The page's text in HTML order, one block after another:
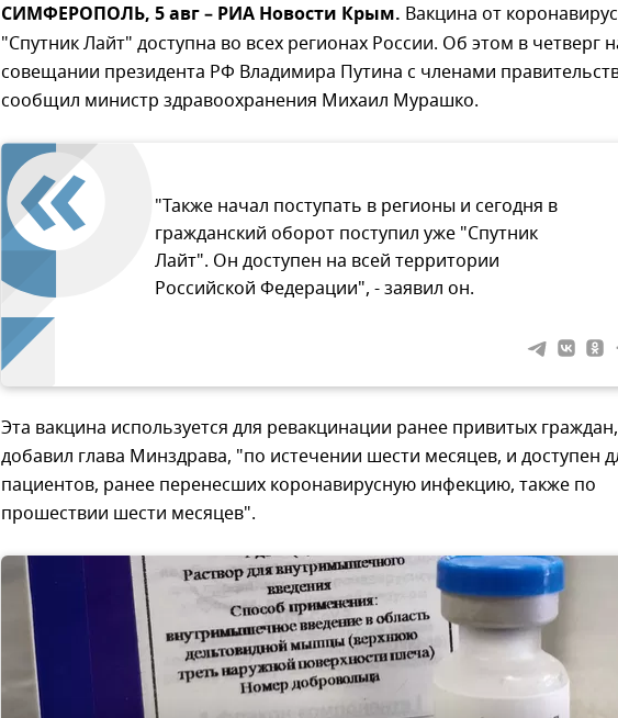
СИМФЕРОПОЛЬ, 5 авг – РИА Новости Крым. Вакцина от
"Спутник Лайт" доступна во всех регионах России. Об этом в четверг
совещании президента РФ Владимира Путина с членами
сообщил министр здравоохранения Михаил Мурашко.
"Также начал поступать в регионы и сегодня в
гражданский оборот поступил уже "Спутник
Лайт". Он доступен на всей территории
Российской Федерации", - заявил он.
Эта вакцина используется для ревакцинации ранее привитых граждан,
добавил глава Минздрава, "по истечении шести месяцев, и доступен
пациентов, ранее перенесших коронавирусную инфекцию, также по
прошествии шести месяцев".